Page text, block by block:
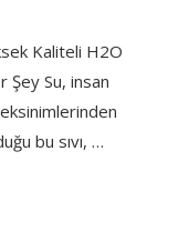
Kaliteli H2O
Şey Su, insan
bu sıvı, …